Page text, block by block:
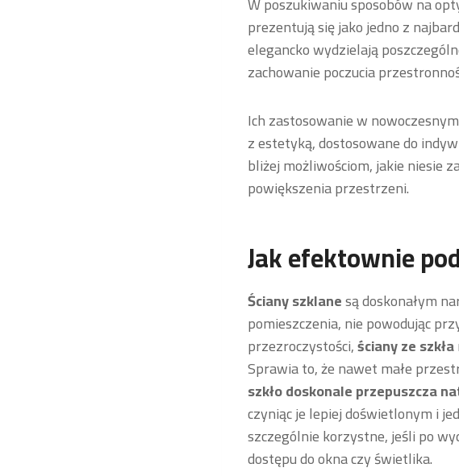
prezentują się jako jedno z
elegancko wydzielają
zachowanie poczucia
Ich zastosowanie w
z estetyką, dostosowane do
bliżej możliwościom, jakie niesie
powiększenia przestrzeni.
Jak efektownie
Ściany szklanesą doskonałym
pomieszczenia, nie powodując
przezroczystości,ściany ze szkła
Sprawia to, że nawet małe
szkło doskonale przepuszcza
czyniąc je lepiej doświetlonym i
szczególnie korzystne, jeśli po
dostępu do okna czy świetlika.